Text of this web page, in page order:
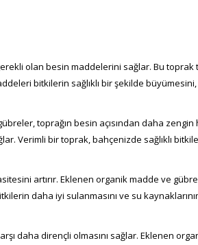
olan besin maddelerini sağlar. Bu toprak
bitkilerin sağlıklı bir şekilde
toprağın besin açısından daha zengin
Verimli bir toprak, bahçenizde sağlıklı
artırır. Eklenen organik madde ve
daha iyi sulanmasını ve su
daha dirençli olmasını sağlar. Eklenen